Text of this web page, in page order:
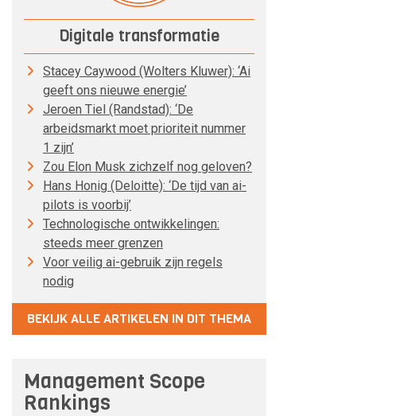
Digitale transformatie
Stacey Caywood (Wolters Kluwer): ‘Ai
geeft ons nieuwe energie’
Jeroen Tiel (Randstad): ‘De
arbeidsmarkt moet prioriteit nummer
1 zijn’
Zou Elon Musk zichzelf nog geloven?
Hans Honig (Deloitte): ‘De tijd van ai-
pilots is voorbij’
Technologische ontwikkelingen:
steeds meer grenzen
Voor veilig ai-gebruik zijn regels
nodig
BEKIJK ALLE ARTIKELEN IN DIT THEMA
Management Scope
Rankings